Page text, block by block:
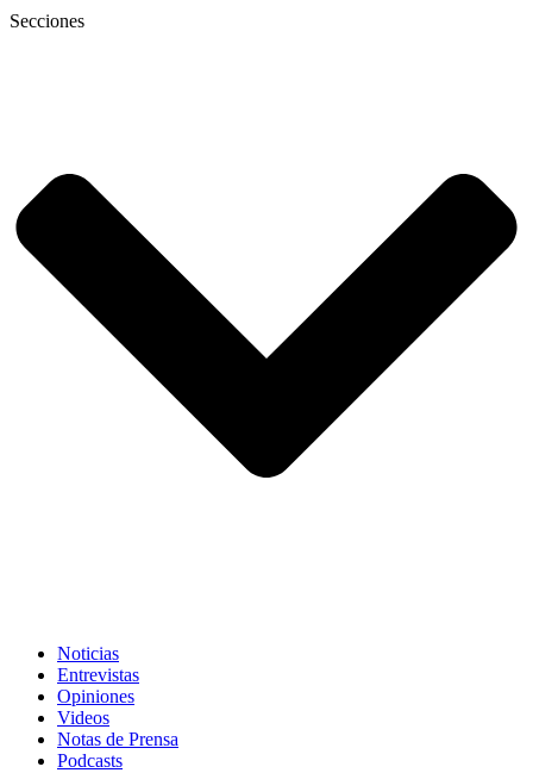
Secciones
Noticias
Entrevistas
Opiniones
Videos
Notas de Prensa
Podcasts